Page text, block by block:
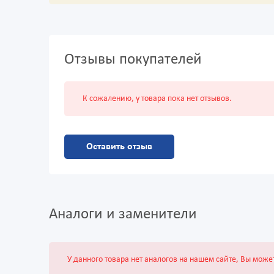
Отзывы покупателей
К сожалению, у товара пока нет отзывов.
Оставить отзыв
Аналоги и заменители
У данного товара нет аналогов на нашем сайте, Вы